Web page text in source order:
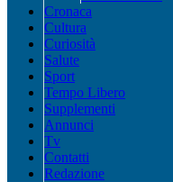
Cronaca
Cultura
Curiosità
Salute
Sport
Tempo Libero
Supplementi
Annunci
Tv
Contatti
Redazione